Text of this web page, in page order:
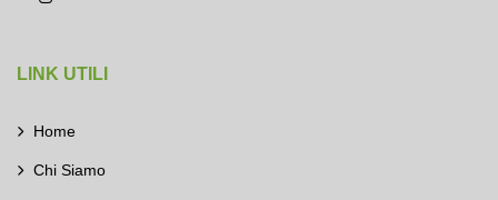
LINK UTILI
Home
Chi Siamo